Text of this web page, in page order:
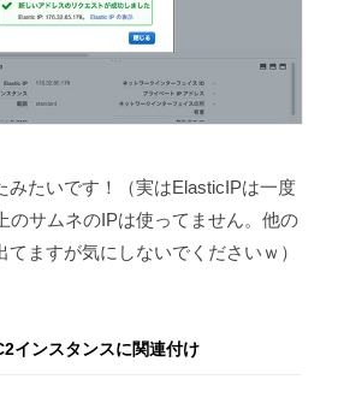
みたいです！（実はElasticIPは一度
のサムネのIPは使ってません。他の
ますが気にしないでくださいｗ）
インスタンスに関連付け